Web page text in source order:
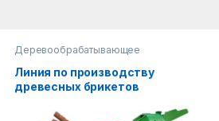
Деревообрабатывающее
оборудование
Линия по производству
древесных брикетов